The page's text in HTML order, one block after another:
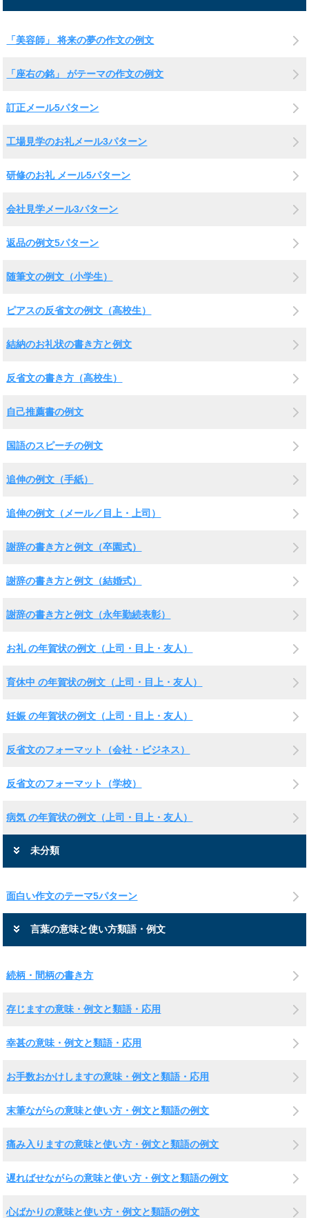
「美容師」 将来の夢の作文の例文
「座右の銘」 がテーマの作文の例文
訂正メール5パターン
工場見学のお礼メール3パターン
研修のお礼 メール5パターン
会社見学メール3パターン
返品の例文5パターン
随筆文の例文（小学生）
ピアスの反省文の例文（高校生）
結納のお礼状の書き方と例文
反省文の書き方（高校生）
自己推薦書の例文
国語のスピーチの例文
追伸の例文（手紙）
追伸の例文（メール／目上・上司）
謝辞の書き方と例文（卒園式）
謝辞の書き方と例文（結婚式）
謝辞の書き方と例文（永年勤続表彰）
お礼 の年賀状の例文（上司・目上・友人）
育休中 の年賀状の例文（上司・目上・友人）
妊娠 の年賀状の例文（上司・目上・友人）
反省文のフォーマット（会社・ビジネス）
反省文のフォーマット（学校）
病気 の年賀状の例文（上司・目上・友人）
未分類
面白い作文のテーマ5パターン
言葉の意味と使い方類語・例文
続柄・間柄の書き方
存じますの意味・例文と類語・応用
幸甚の意味・例文と類語・応用
お手数おかけしますの意味・例文と類語・応用
末筆ながらの意味と使い方・例文と類語の例文
痛み入りますの意味と使い方・例文と類語の例文
遅ればせながらの意味と使い方・例文と類語の例文
心ばかりの意味と使い方・例文と類語の例文